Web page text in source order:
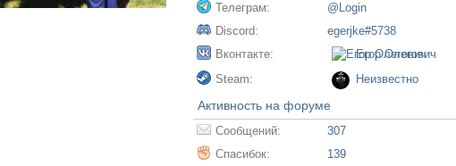
Телеграм:
@Login
Discord:
egerjke#5738
Вконтакте:
Егор Олегович
Steam:
Неизвестно
Активность на форуме
Сообщений:
307
Спасибок:
139